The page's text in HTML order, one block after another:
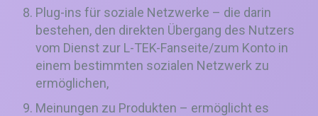
Plug-ins für soziale Netzwerke – die darin
bestehen, den direkten Übergang des Nutzers
vom Dienst zur L-TEK-Fanseite/zum Konto in
einem bestimmten sozialen Netzwerk zu
ermöglichen,
Meinungen zu Produkten – ermöglicht es